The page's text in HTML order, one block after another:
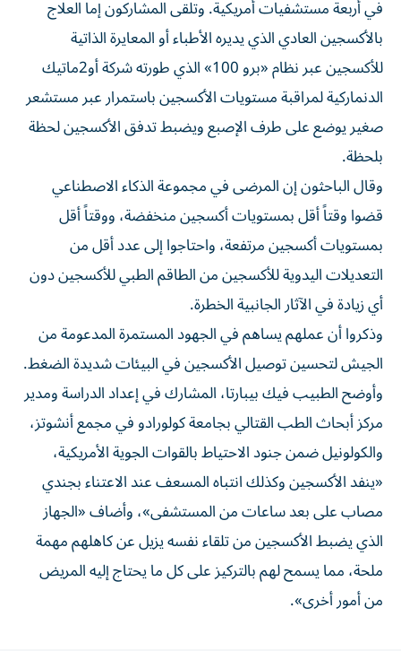
في أربعة مستشفيات أمريكية. وتلقى ​المشاركون إما العلاج
بالأكسجين العادي الذي يديره الأطباء أو ‌المعايرة الذاتية
للأكسجين عبر نظام «برو 100» الذي طورته شركة أو2ماتيك
الدنماركية لمراقبة مستويات الأكسجين باستمرار عبر مستشعر
صغير يوضع على طرف ⁠الإصبع ويضبط تدفق الأكسجين لحظة
بلحظة.
وقال الباحثون إن المرضى في مجموعة الذكاء الاصطناعي
قضوا وقتاً أقل بمستويات أكسجين منخفضة، ووقتاً أقل
بمستويات أكسجين ​مرتفعة، واحتاجوا إلى ‌عدد أقل من
التعديلات اليدوية للأكسجين من الطاقم الطبي للأكسجين ‌دون
أي زيادة في الآثار الجانبية الخطرة.
وذكروا أن عملهم يساهم في الجهود المستمرة المدعومة من
الجيش لتحسين توصيل الأكسجين في البيئات شديدة ‌الضغط.
وأوضح الطبيب ‌فيك بيبارتا، المشارك في إعداد ⁠الدراسة ومدير
مركز أبحاث الطب القتالي بجامعة كولورادو في ‌مجمع أنشوتز،
والكولونيل ضمن جنود الاحتياط بالقوات الجوية الأمريكية،
«ينفد الأكسجين وكذلك انتباه المسعف عند الاعتناء بجندي
⁠مصاب على بعد ساعات من المستشفى»، وأضاف «الجهاز
الذي يضبط الأكسجين ​من تلقاء نفسه يزيل عن كاهلهم مهمة
ملحة، مما يسمح لهم بالتركيز على كل ما يحتاج إليه المريض
من أمور ⁠أخرى».